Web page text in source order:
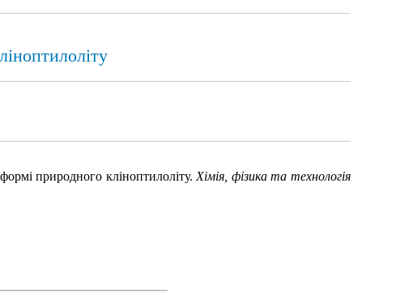
природного кліноптилоліту.Хімія, фізика та технологія